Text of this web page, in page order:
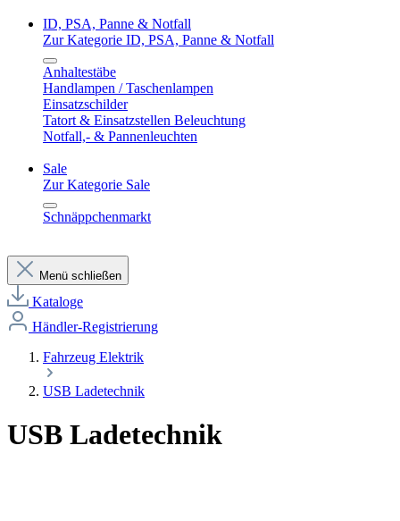
ID, PSA, Panne & Notfall
Zur Kategorie ID, PSA, Panne & Notfall
Anhaltestäbe
Handlampen / Taschenlampen
Einsatzschilder
Tatort & Einsatzstellen Beleuchtung
Notfall,- & Pannenleuchten
Sale
Zur Kategorie Sale
Schnäppchenmarkt
Menü schließen
Kataloge
Händler-Registrierung
Fahrzeug Elektrik
USB Ladetechnik
USB Ladetechnik